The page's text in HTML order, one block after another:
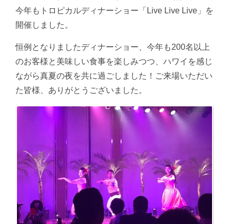
今年もトロピカルディナーショー「Live Live Live」を
開催しました。
恒例となりましたディナーショー、今年も200名以上
のお客様と美味しい食事を楽しみつつ、ハワイを感じ
ながら真夏の夜を共に過ごしました！ご来場いただい
た皆様、ありがとうございました。